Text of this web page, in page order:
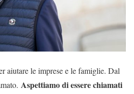
aiutare le imprese e le famiglie. Dal
Aspettiamo di essere chiamati